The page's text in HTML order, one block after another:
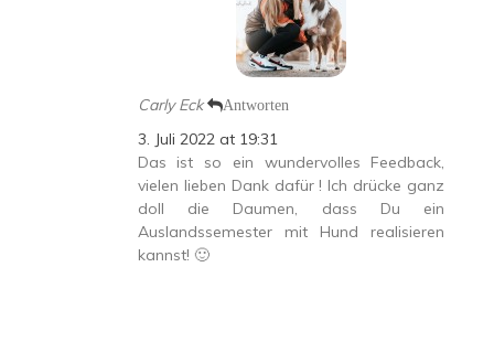
Carly Eck Antworten
3. Juli 2022 at 19:31
Das ist so ein wundervolles Feedback,
vielen lieben Dank dafür ! Ich drücke ganz
doll die Daumen, dass Du ein
Auslandssemester mit Hund realisieren
kannst! 🙂